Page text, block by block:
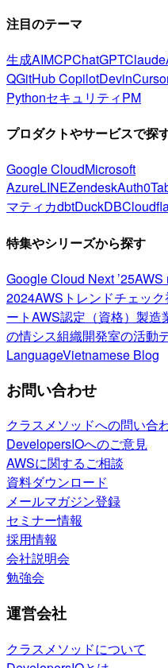
注目のテーマ
生成AIMCPChatGPTClaude
QGitHub CopilotDevin
PythonセキュリティPM
プロダクトやサービスで探
Google CloudMicrosoft
AzureLINEZendeskAuth0
マティカdbtDuckDB
特集やシリーズから探す
Google Cloud Next ’25AWS
2024AWSトレンドチェック
ートAWS認定（資格） 製造
の情シス組織開発室の活動
LanguageVietnamese Blog
お問い合わせ
クラスメソッドへの問い合
DevelopersIOへのご意見
AWSに関するご相談
資料ダウンロード
メールマガジン登録
セミナー情報
採用情報
会社説明会
勉強会
運営会社
クラスメソッドについて